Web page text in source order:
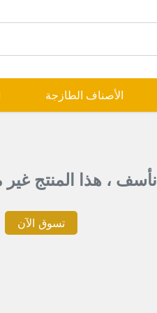
الأصناف الطازجة
نأسف ، هذا المنتج غير
تسوق الآن